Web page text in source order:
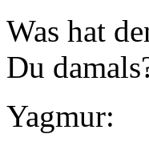
Was hat
Du
Yagmur: